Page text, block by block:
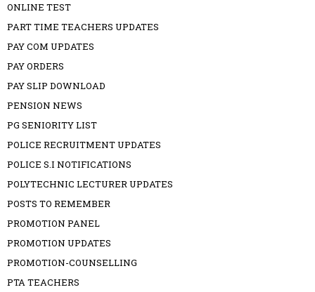
ONLINE TEST
PART TIME TEACHERS UPDATES
PAY COM UPDATES
PAY ORDERS
PAY SLIP DOWNLOAD
PENSION NEWS
PG SENIORITY LIST
POLICE RECRUITMENT UPDATES
POLICE S.I NOTIFICATIONS
POLYTECHNIC LECTURER UPDATES
POSTS TO REMEMBER
PROMOTION PANEL
PROMOTION UPDATES
PROMOTION-COUNSELLING
PTA TEACHERS